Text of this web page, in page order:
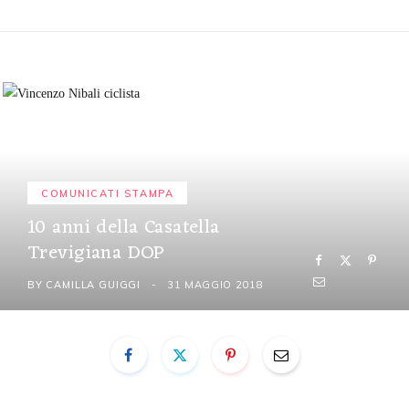
COMUNICATI STAMPA
10 anni della Casatella
Trevigiana DOP
BY CAMILLA GUIGGI 31 MAGGIO 2018